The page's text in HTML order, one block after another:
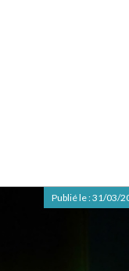
Publié le :31/03/